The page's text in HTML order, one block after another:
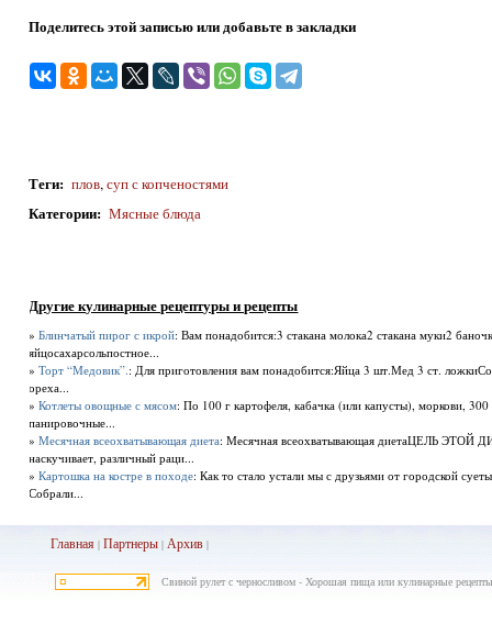
Поделитесь этой записью или добавьте в закладки
Теги: плов,суп с копченостями
Категории: Мясные блюда
Другие кулинарные рецептуры и рецепты
»Блинчатый пирог с икрой: Вам понадобится:3 стакана молока2 стакана муки2
яйцосахарсольпостное...
»Торт “Медовик”. : Для приготовления вам понадобится:Яйца 3 шт.Мед 3 ст.
ореха...
»Котлеты овощные с мясом: По 100 г картофеля, кабачка (или капусты), моркови,
панировочные...
»Месячная всеохватывающая диета: Месячная всеохватывающая диетаЦЕЛЬ ЭТОЙ
наскучивает, различный раци...
»Картошка на костре в походе: Как то стало устали мы с друзьями от городской
Собрали...
Главная |Партнеры |Архив |
Свиной рулет с черносливом - Хорошая пища или кулинарные